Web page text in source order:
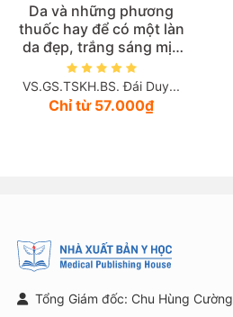
Da và những phương
thuốc hay để có một làn
da đẹp, trắng sáng mịn
màng
VS.GS.TSKH.BS. Đái Duy...
Chỉ từ 57.000₫
Tổng Giám đốc: Chu Hùng Cường